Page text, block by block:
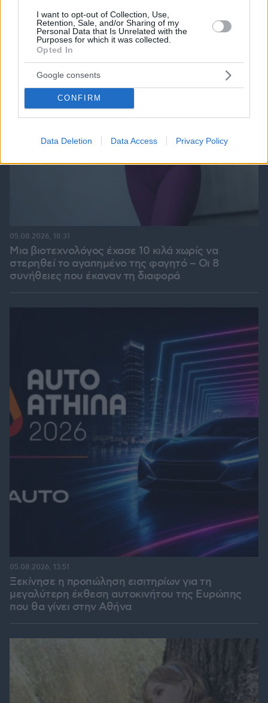
I want to opt-out of Collection, Use,
Retention, Sale, and/or Sharing of my
Personal Data that Is Unrelated with the
Purposes for which it was collected.
Opted In
Google consents
CONFIRM
Data Deletion Data Access Privacy Policy
Μια βιοτεχνολόγος έχασε 10 κιλά χωρίς να
στερηθεί το αγαπημένο της φαγητό – Οι 8
συνήθειες που έκαναν τη διαφορά
05.08.2026, 18:31
Ξεκίνησε η προπώληση εισιτηρίων για τη
μεγαλύτερη έκθεση αυτοκινήτου της Ευρώπης
που θα γίνει στην Αθήνα
05.08.2026, 13:51